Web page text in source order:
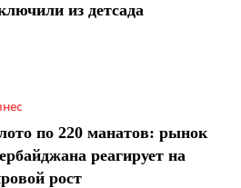
из детсада
по 220 манатов: рынок
реагирует на
рост